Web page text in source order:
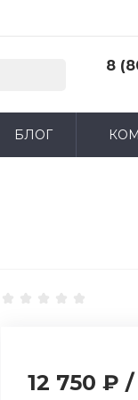
8
г.
БЛОГ
12 750 ₽ /